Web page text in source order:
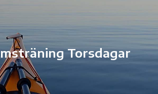
Torsdagar